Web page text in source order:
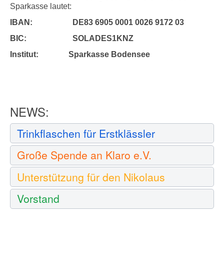
Sparkasse lautet:
IBAN: DE83 6905 0001 0026 9172 03
BIC: SOLADES1KNZ
Institut: Sparkasse Bodensee
NEWS:
Trinkflaschen für Erstklässler
Große Spende an Klaro e.V.
Unterstützung für den Nikolaus
Vorstand